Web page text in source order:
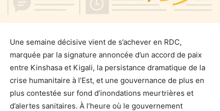
Une semaine décisive vient de s’achever en RDC,
marquée par la signature annoncée d’un accord de paix
entre Kinshasa et Kigali, la persistance dramatique de la
crise humanitaire à l’Est, et une gouvernance de plus en
plus contestée sur fond d’inondations meurtrières et
d’alertes sanitaires. À l’heure où le gouvernement